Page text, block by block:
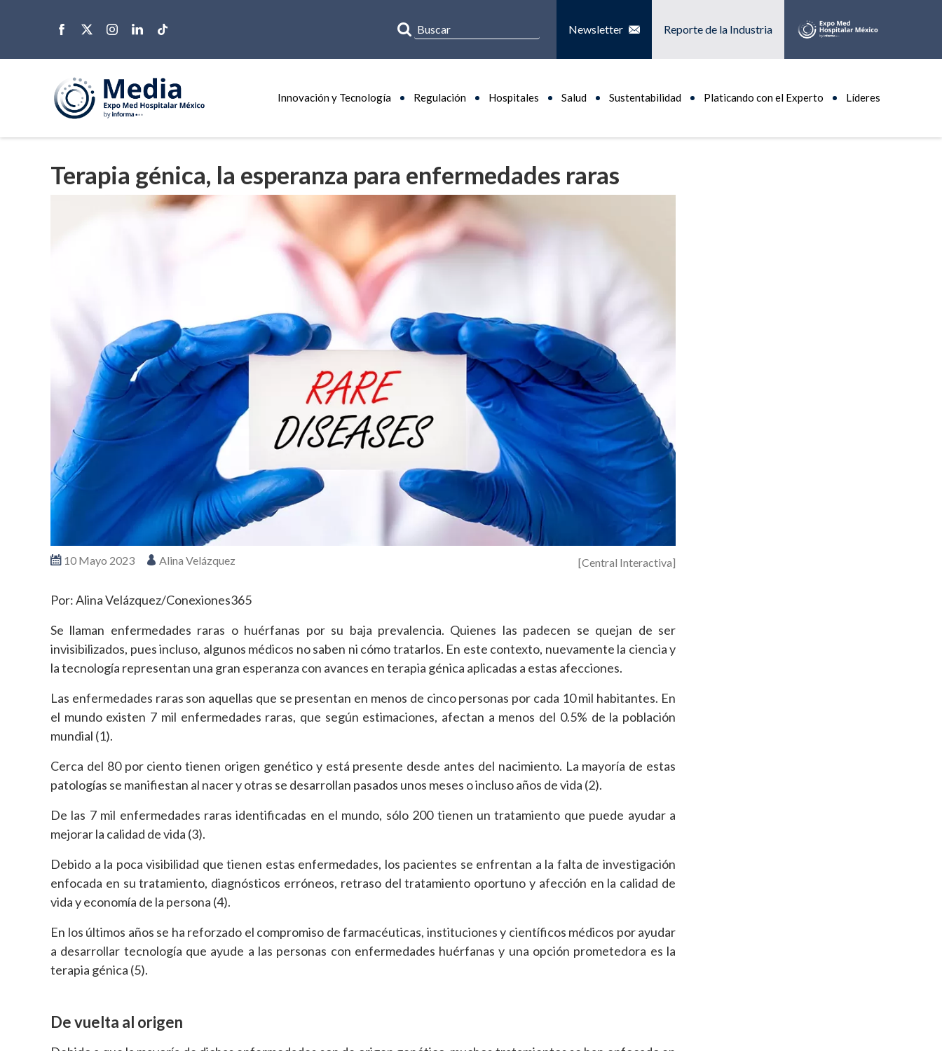
Newsletter Reporte de la Industria
Innovación y Tecnología Regulación Hospitales Salud Sustentabilidad Platicando con el Experto Líderes
Terapia génica, la esperanza para enfermedades raras
10 Mayo 2023 Alina Velázquez [Central Interactiva]
Por: Alina Velázquez/Conexiones365
Se llaman enfermedades raras o huérfanas por su baja prevalencia. Quienes las padecen se quejan de ser
invisibilizados, pues incluso, algunos médicos no saben ni cómo tratarlos. En este contexto, nuevamente la ciencia y
la tecnología representan una gran esperanza con avances en terapia génica aplicadas a estas afecciones.
Las enfermedades raras son aquellas que se presentan en menos de cinco personas por cada 10 mil habitantes. En
el mundo existen 7 mil enfermedades raras, que según estimaciones, afectan a menos del 0.5% de la población
mundial (1).
Cerca del 80 por ciento tienen origen genético y está presente desde antes del nacimiento. La mayoría de estas
patologías se manifiestan al nacer y otras se desarrollan pasados unos meses o incluso años de vida (2).
De las 7 mil enfermedades raras identificadas en el mundo, sólo 200 tienen un tratamiento que puede ayudar a
mejorar la calidad de vida (3).
Debido a la poca visibilidad que tienen estas enfermedades, los pacientes se enfrentan a la falta de investigación
enfocada en su tratamiento, diagnósticos erróneos, retraso del tratamiento oportuno y afección en la calidad de
vida y economía de la persona (4).
En los últimos años se ha reforzado el compromiso de farmacéuticas, instituciones y científicos médicos por ayudar
a desarrollar tecnología que ayude a las personas con enfermedades huérfanas y una opción prometedora es la
terapia génica (5).
De vuelta al origen